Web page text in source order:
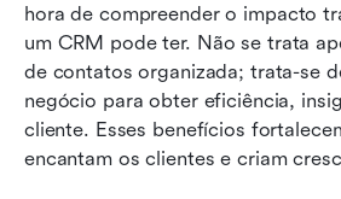
hora de compreender o impacto
um CRM pode ter. Não se trata
de contatos organizada; trata-se
negócio para obter eficiência,
cliente. Esses benefícios
encantam os clientes e criam